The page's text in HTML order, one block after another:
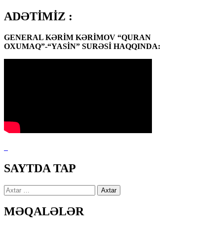
ADƏTİMİZ :
GENERAL KƏRİM KƏRİMOV “QURAN
OXUMAQ”-“YASİN” SURƏSİ HAQQINDA:
SAYTDA TAP
Axtarış:
MƏQALƏLƏR